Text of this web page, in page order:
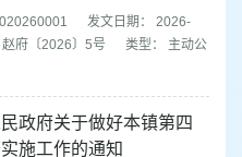
发文日期： 2026-
府〔2026〕5号
类型： 主动公
政府关于做好本镇第四
施工作的通知